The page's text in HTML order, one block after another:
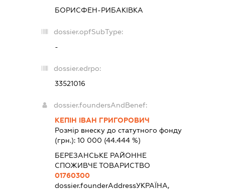
БОРИСФЕН-РИБАКІВКА
dossier.opfSubType:
-
dossier.edrpo:
33521016
dossier.foundersAndBenef:
КЕПІН ІВАН ГРИГОРОВИЧ
Розмір внеску до статутного фонду
(грн.):10 000 (44.444 %)
БЕРЕЗАНСЬКЕ РАЙОННЕ
СПОЖИВЧЕ ТОВАРИСТВО
01760300
dossier.founderAddressУКРАЇНА,